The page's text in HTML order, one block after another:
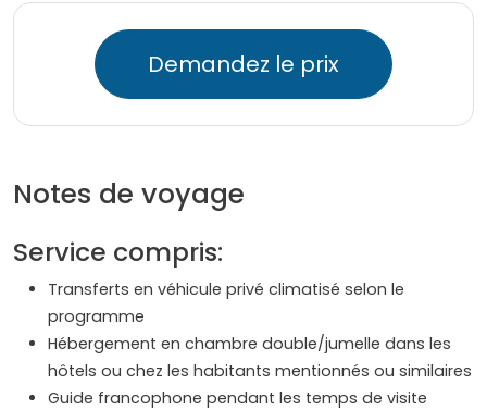
Demandez le prix
Notes de voyage
Service compris:
Transferts en véhicule privé climatisé selon le
programme
Hébergement en chambre double/jumelle dans les
hôtels ou chez les habitants mentionnés ou similaires
Guide francophone pendant les temps de visite